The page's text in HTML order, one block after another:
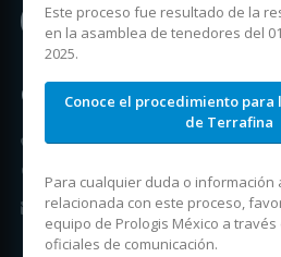
Este proceso fue resultado de la
en la asamblea de tenedores del
2025.
Conoce el procedimiento para
de Terrafina
Para cualquier duda o información
relacionada con este proceso,
equipo de Prologis México a
oficiales de comunicación.
Contacto
Dirección: Paseo de la Reforma 115,
Chapultepec, C.P. 11000, CDMX, México.
Correo electrónico: